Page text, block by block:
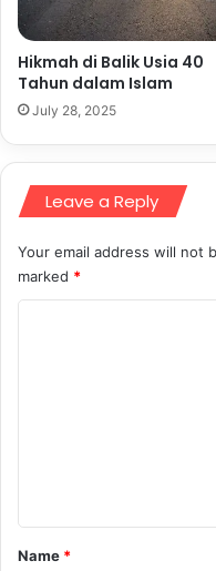
Hikmah di Balik Usia 40
Tahun dalam Islam
July 28, 2025
Leave a Reply
Your email address will not
marked *
*
Name *